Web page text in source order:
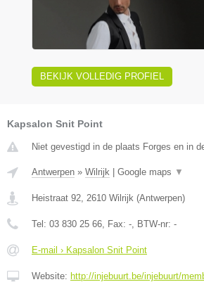
BEKIJK VOLLEDIG PROFIEL
Kapsalon Snit Point
Niet gevestigd in de plaats Forges en in
Antwerpen » Wilrijk | Google maps ▼
Heistraat 92 2610 Wilrijk (Antwerpen)
Tel: 03 830 25 66 , Fax: - , BTW-nr: -
E-mail › Kapsalon Snit Point
Website: http://injebuurt.be/injebuurt/